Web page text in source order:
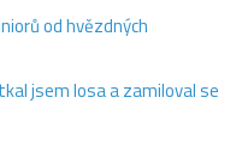
od hvězdných
jsem losa a zamiloval se